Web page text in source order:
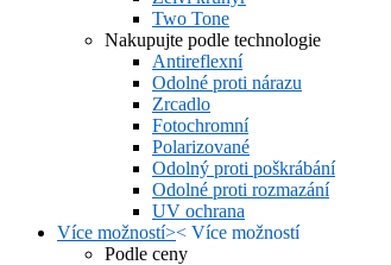
Two Tone
Nakupujte podle technologie
Antireflexní
Odolné proti nárazu
Zrcadlo
Fotochromní
Polarizované
Odolný proti poškrábání
Odolné proti rozmazání
UV ochrana
Více možností>< Více možností
Podle ceny